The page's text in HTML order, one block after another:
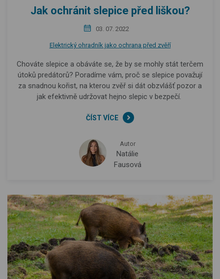
Jak ochránit slepice před liškou?
03. 07. 2022
Elektrický ohradník jako ochrana před zvěří
Chováte slepice a obáváte se, že by se mohly stát terčem
útoků predátorů? Poradíme vám, proč se slepice považují
za snadnou kořist, na kterou zvěř si dát obzvlášť pozor a
jak efektivně udržovat hejno slepic v bezpečí.
ČÍST VÍCE
Autor
Natálie
Fausová